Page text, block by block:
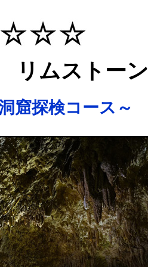
リムストーン
窟探検コース～